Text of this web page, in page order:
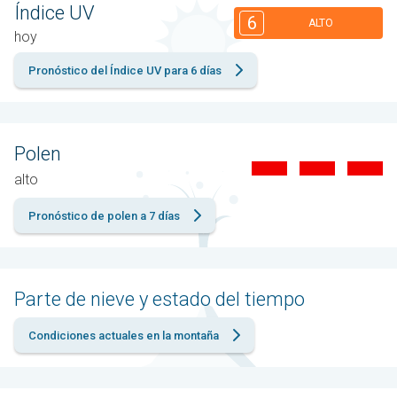
Índice UV
hoy
6 ALTO
Pronóstico del Índice UV para 6 días
Polen
alto
Pronóstico de polen a 7 días
Parte de nieve y estado del tiempo
Condiciones actuales en la montaña